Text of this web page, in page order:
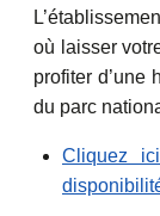
où laisser
profiter d’une
du parc
Cliquez